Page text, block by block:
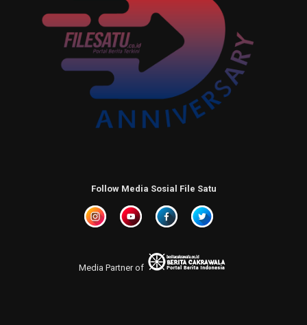
Follow Media Sosial File Satu
Media Partner of